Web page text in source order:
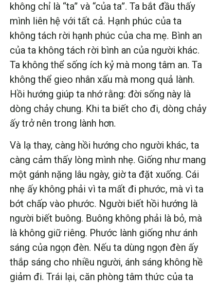
không chỉ là “ta” và “của ta”. Ta bắt đầu thấy
mình liên hệ với tất cả. Hạnh phúc của ta
không tách rời hạnh phúc của cha mẹ. Bình an
của ta không tách rời bình an của người khác.
Ta không thể sống ích kỷ mà mong tâm an. Ta
không thể gieo nhân xấu mà mong quả lành.
Hồi hướng giúp ta nhớ rằng: đời sống này là
dòng chảy chung. Khi ta biết cho đi, dòng chảy
ấy trở nên trong lành hơn.
Và lạ thay, càng hồi hướng cho người khác, ta
càng cảm thấy lòng mình nhẹ. Giống như mang
một gánh nặng lâu ngày, giờ ta đặt xuống. Cái
nhẹ ấy không phải vì ta mất đi phước, mà vì ta
bớt chấp vào phước. Người biết hồi hướng là
người biết buông. Buông không phải là bỏ, mà
là không giữ riêng. Phước lành giống như ánh
sáng của ngọn đèn. Nếu ta dùng ngọn đèn ấy
thắp sáng cho nhiều người, ánh sáng không hề
giảm đi. Trái lại, căn phòng tâm thức của ta